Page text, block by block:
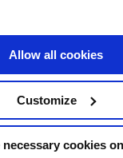
Allow all cookies
Customize
necessary cookies